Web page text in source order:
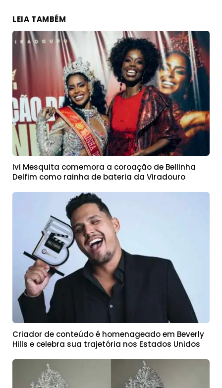
LEIA TAMBÉM
Ivi Mesquita comemora a coroação de Bellinha
Delfim como rainha de bateria da Viradouro
Criador de conteúdo é homenageado em Beverly
Hills e celebra sua trajetória nos Estados Unidos